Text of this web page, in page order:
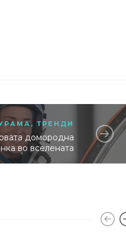
,ТРЕНДИ
домородна
во вселената